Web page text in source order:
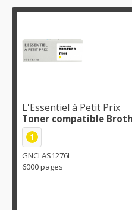
L'Essentiel à Petit Prix
Toner compatible
1
GNCLAS1276L
6000 pages